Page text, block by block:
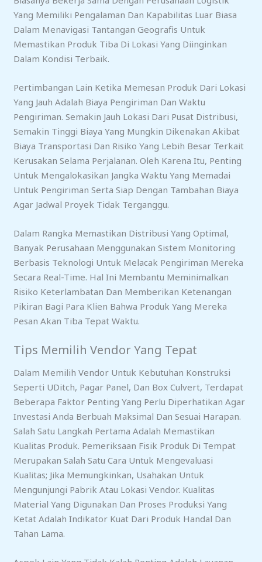
Yang Memiliki Pengalaman Dan Kapabilitas Luar Biasa
Dalam Menavigasi Tantangan Geografis Untuk
Memastikan Produk Tiba Di Lokasi Yang Diinginkan
Dalam Kondisi Terbaik.
Pertimbangan Lain Ketika Memesan Produk Dari Lokasi
Yang Jauh Adalah Biaya Pengiriman Dan Waktu
Pengiriman. Semakin Jauh Lokasi Dari Pusat Distribusi,
Semakin Tinggi Biaya Yang Mungkin Dikenakan Akibat
Biaya Transportasi Dan Risiko Yang Lebih Besar Terkait
Kerusakan Selama Perjalanan. Oleh Karena Itu, Penting
Untuk Mengalokasikan Jangka Waktu Yang Memadai
Untuk Pengiriman Serta Siap Dengan Tambahan Biaya
Agar Jadwal Proyek Tidak Terganggu.
Dalam Rangka Memastikan Distribusi Yang Optimal,
Banyak Perusahaan Menggunakan Sistem Monitoring
Berbasis Teknologi Untuk Melacak Pengiriman Mereka
Secara Real-Time. Hal Ini Membantu Meminimalkan
Risiko Keterlambatan Dan Memberikan Ketenangan
Pikiran Bagi Para Klien Bahwa Produk Yang Mereka
Pesan Akan Tiba Tepat Waktu.
Tips Memilih Vendor Yang Tepat
Dalam Memilih Vendor Untuk Kebutuhan Konstruksi
Seperti UDitch, Pagar Panel, Dan Box Culvert, Terdapat
Beberapa Faktor Penting Yang Perlu Diperhatikan Agar
Investasi Anda Berbuah Maksimal Dan Sesuai Harapan.
Salah Satu Langkah Pertama Adalah Memastikan
Kualitas Produk. Pemeriksaan Fisik Produk Di Tempat
Merupakan Salah Satu Cara Untuk Mengevaluasi
Kualitas; Jika Memungkinkan, Usahakan Untuk
Mengunjungi Pabrik Atau Lokasi Vendor. Kualitas
Material Yang Digunakan Dan Proses Produksi Yang
Ketat Adalah Indikator Kuat Dari Produk Handal Dan
Tahan Lama.